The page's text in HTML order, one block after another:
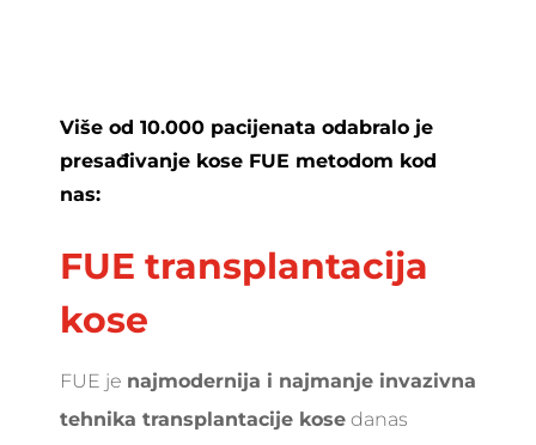
Više od 10.000 pacijenata odabralo je
presađivanje kose FUE metodom kod
nas:
FUE transplantacija
kose
FUE je najmodernija i najmanje invazivna
tehnika transplantacije kose danas